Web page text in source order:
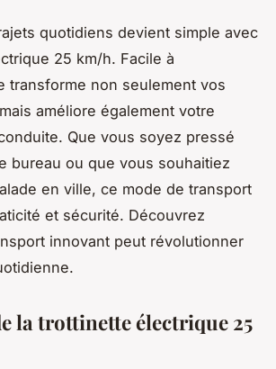
quotidiens devient simple avec
25 km/h. Facile à
transforme non seulement vos
améliore également votre
Que vous soyez pressé
bureau ou que vous souhaitiez
en ville, ce mode de transport
et sécurité. Découvrez
innovant peut révolutionner
la trottinette électrique 25